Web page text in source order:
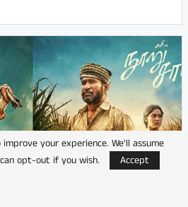
your experience. We'll assume
opt-out if you wish.
Accept